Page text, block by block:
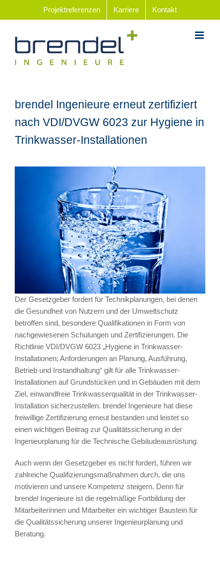
Projektreferenzen Karriere Kontakt
brendel Ingenieure erneut zertifiziert
nach VDI/DVGW 6023 zur Hygiene in
Trinkwasser-Installationen
Der Gesetzgeber fordert für Technikplanungen, bei denen
die Gesundheit von Nutzern und der Umweltschutz
betroffen sind, besondere Qualifikationen in Form von
nachgewiesenen Schulungen und Zertifizierungen. Die
Richtlinie VDI/DVGW 6023 „Hygiene in Trinkwasser-
Installationen; Anforderungen an Planung, Ausführung,
Betrieb und Instandhaltung“ gilt für alle Trinkwasser-
Installationen auf Grundstücken und in Gebäuden mit dem
Ziel, einwandfreie Trinkwasserqualität in der Trinkwasser-
Installation sicherzustellen. brendel Ingenieure hat diese
freiwillige Zertifizierung erneut bestanden und leistet so
einen wichtigen Beitrag zur Qualitätssicherung in der
Ingenieurplanung für die Technische Gebäudeausrüstung.
Auch wenn der Gesetzgeber es nicht fordert, führen wir
zahlreiche Qualifizierungsmaßnahmen durch, die uns
motivieren und unsere Kompetenz steigern. Denn für
brendel Ingenieure ist die regelmäßige Fortbildung der
Mitarbeiterinnen und Mitarbeiter ein wichtiger Baustein für
die Qualitätssicherung unserer Ingenieurplanung und
Beratung.